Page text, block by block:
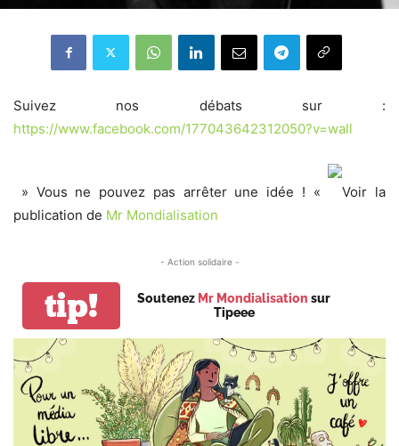
Suivez nos débats sur :
https://www.facebook.com/177043642312050?v=wall
» Vous ne pouvez pas arrêter une idée ! «
Voir la
publication de Mr Mondialisation
- Action solidaire -
tip! Soutenez Mr Mondialisation sur
Tipeee